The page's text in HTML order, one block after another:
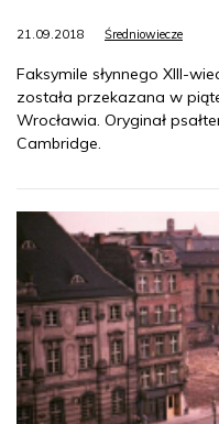
21.09.2018 Średniowiecze
Faksymile słynnego XIII-
została przekazana w
Wrocławia. Oryginał
Cambridge.